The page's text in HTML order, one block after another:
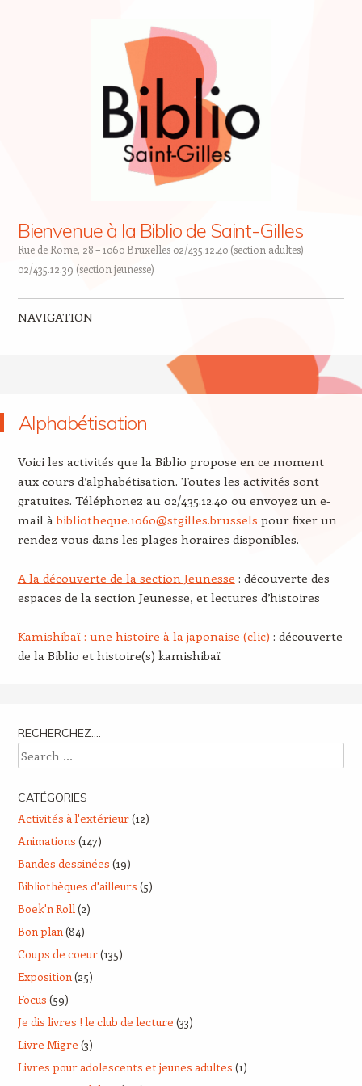
Bienvenue à la Biblio de Saint-Gilles
Rue de Rome, 28 – 1060 Bruxelles 02/435.12.40 (section adultes)
02/435.12.39 (section jeunesse)
NAVIGATION
Alphabétisation
Voici les activités que la Biblio propose en ce moment
aux cours d’alphabétisation. Toutes les activités sont
gratuites. Téléphonez au 02/435.12.40 ou envoyez un e-
mail àbibliotheque.1060@stgilles.brussels pour fixer un
rendez-vous dans les plages horaires disponibles.
A la découverte de la section Jeunesse : découverte des
espaces de la section Jeunesse, et lectures d’histoires
Kamishibaï : une histoire à la japonaise (clic) : découverte
de la Biblio et histoire(s) kamishibaï
RECHERCHEZ….
Search
CATÉGORIES
Activités à l'extérieur(12)
Animations (147)
Bandes dessinées (19)
Bibliothèques d'ailleurs (5)
Boek'n Roll(2)
Bon plan(84)
Coups de coeur(135)
Exposition(25)
Focus (59)
Je dis livres ! le club de lecture (33)
Livre Migre (3)
Livres pour adolescents et jeunes adultes (1)